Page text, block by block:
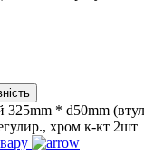
325mm * d50mm
хром к-кт 2шт